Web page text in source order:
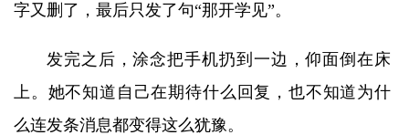
字又删了，最后只发了句“那开学见”。
发完之后，涂念把手机扔到一边，仰面倒在床
上。她不知道自己在期待什么回复，也不知道为什
么连发条消息都变得这么犹豫。